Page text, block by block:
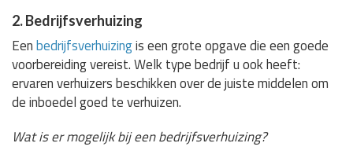
2. Bedrijfsverhuizing
Eenbedrijfsverhuizingis een grote opgave die een goede
voorbereiding vereist. Welk type bedrijf u ook heeft:
ervaren verhuizers beschikken over de juiste middelen om
de inboedel goed te verhuizen.
Wat is er mogelijk bij een bedrijfsverhuizing?